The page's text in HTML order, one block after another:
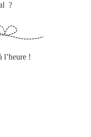
?
l’heure !